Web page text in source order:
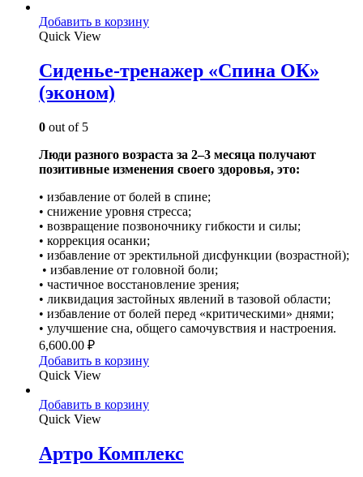
Добавить в корзину
Quick View
Cиденье-тренажер «Спина ОК»
(эконом)
0 out of 5
Люди разного возраста за 2–3 месяца получают
позитивные изменения своего здоровья, это:
• избавление от болей в спине;
• снижение уровня стресса;
• возвращение позвоночнику гибкости и силы;
• коррекция осанки;
• избавление от эректильной дисфункции (возрастной);
• избавление от головной боли;
• частичное восстановление зрения;
• ликвидация застойных явлений в тазовой области;
• избавление от болей перед «критическими» днями;
• улучшение сна, общего самочувствия и настроения.
6,600.00 ₽
Добавить в корзину
Quick View
Добавить в корзину
Quick View
Артро Комплекс